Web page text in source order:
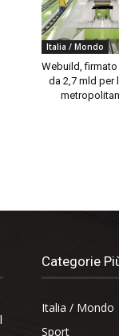
Italia / Mondo
Webuild,
da 2,7 mld per
Categorie
Italia / Mondo
Sport